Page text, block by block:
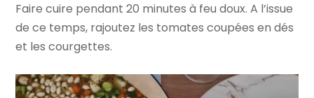
Faire cuire pendant 20 minutes à feu doux. A l’issue
de ce temps, rajoutez les tomates coupées en dés
et les courgettes.